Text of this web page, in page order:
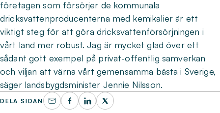
företagen som försörjer de kommunala
dricksvattenproducenterna med kemikalier är ett
viktigt steg för att göra dricksvattenförsörjningen i
vårt land mer robust. Jag är mycket glad över ett
sådant gott exempel på privat-offentlig samverkan
och viljan att värna vårt gemensamma bästa i Sverige,
säger landsbygdsminister Jennie Nilsson.
DELA SIDAN